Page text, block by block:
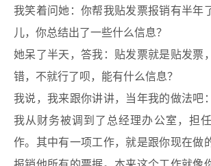
我笑着问她：你帮我贴发票报销有半年
儿，你总结出了一些什么信息？
她呆了半天，答我：贴发票就是贴发票
错，不就行了呗，能有什么信息？
我说，我来跟你讲讲，当年我的做法吧
我从财务被调到了总经理办公室，担
作。其中有一项工作，就是跟你现在做